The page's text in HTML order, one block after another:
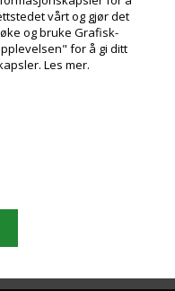
vårt og gjør det
og bruke Grafisk-
for å gi ditt
Les mer.
vårt og få gode
Meld deg på, det er helt